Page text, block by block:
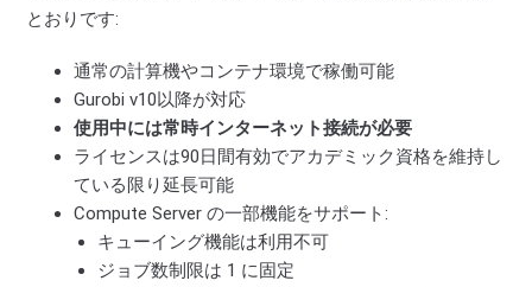
とおりです:
通常の計算機やコンテナ環境で稼働可能
Gurobi v10以降が対応
使用中には常時インターネット接続が必要
ライセンスは90日間有効でアカデミック資格を維持し
ている限り延長可能
Compute Server の一部機能をサポート:
キューイング機能は利用不可
ジョブ数制限は 1 に固定